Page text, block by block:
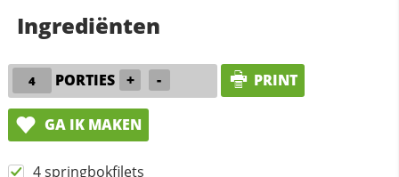
Ingrediënten
PORTIES + - PRINT
GA IK MAKEN
4 springbokfilets